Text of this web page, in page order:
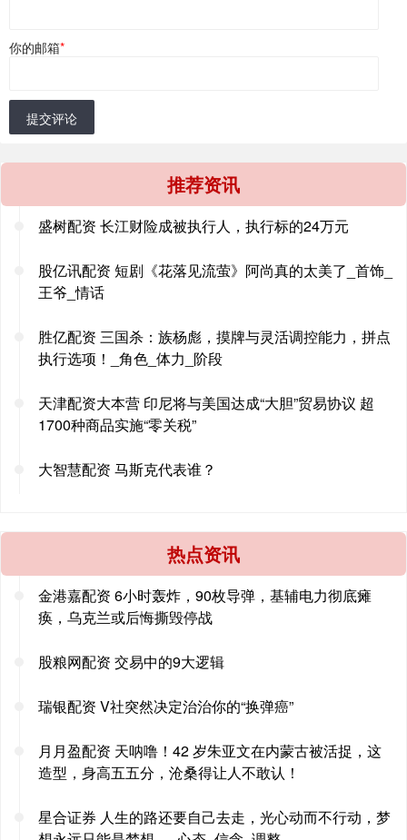
你的邮箱*
提交评论
推荐资讯
盛树配资 长江财险成被执行人，执行标的24万元
股亿讯配资 短剧《花落见流萤》阿尚真的太美了_首饰_
王爷_情话
胜亿配资 三国杀：族杨彪，摸牌与灵活调控能力，拼点
执行选项！_角色_体力_阶段
天津配资大本营 印尼将与美国达成“大胆”贸易协议 超
1700种商品实施“零关税”
大智慧配资 马斯克代表谁？
热点资讯
金港嘉配资 6小时轰炸，90枚导弹，基辅电力彻底瘫
痪，乌克兰或后悔撕毁停战
股粮网配资 交易中的9大逻辑
瑞银配资 V社突然决定治治你的“换弹癌”
月月盈配资 天呐噜！42 岁朱亚文在内蒙古被活捉，这
造型，身高五五分，沧桑得让人不敢认！
星合证券 人生的路还要自己去走，光心动而不行动，梦